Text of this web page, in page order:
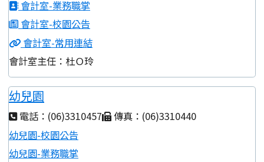
會計室-業務職掌
會計室-校園公告
會計室-常用連結
會計室主任：杜Ｏ玲
幼兒園
電話：(06)3310457
傳真：(06)3310440
幼兒園-校園公告
幼兒園-業務職掌